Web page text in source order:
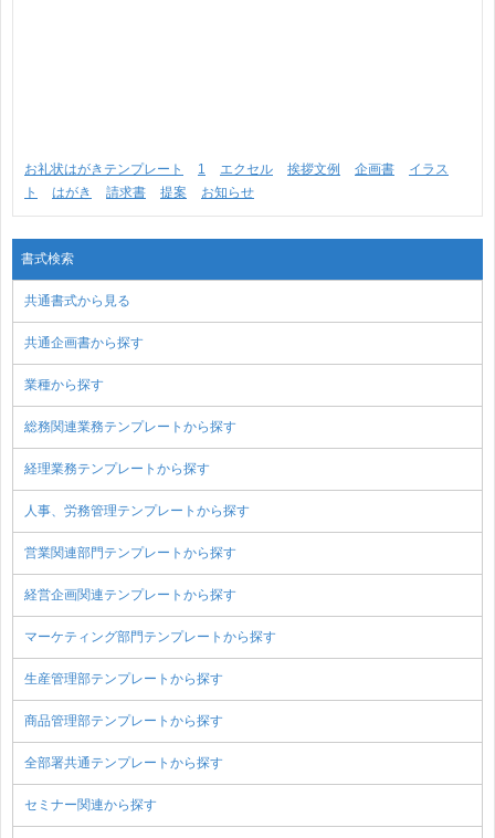
お礼状はがきテンプレート 1 エクセル 挨拶文例 企画書
イラス
ト
はがき 請求書 提案 お知らせ
書式検索
共通書式から見る
共通企画書から探す
業種から探す
総務関連業務テンプレートから探す
経理業務テンプレートから探す
人事、労務管理テンプレートから探す
営業関連部門テンプレートから探す
経営企画関連テンプレートから探す
マーケティング部門テンプレートから探す
生産管理部テンプレートから探す
商品管理部テンプレートから探す
全部署共通テンプレートから探す
セミナー関連から探す